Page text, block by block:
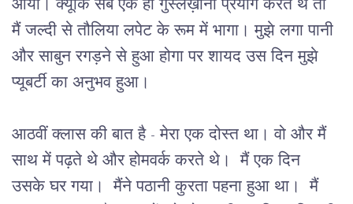
आया। क्यूंकि सब एक ही गुस्लख़ाना प्रयोग करते थे तो
मैं जल्दी से तौलिया लपेट के रूम में भागा। मुझे लगा पानी
और साबुन रगड़ने से हुआ होगा पर शायद उस दिन मुझे
प्यूबर्टी का अनुभव हुआ।
आठवीं क्लास की बात है - मेरा एक दोस्त था। वो और मैं
साथ में पढ़ते थे और होमवर्क करते थे।  मैं एक दिन
उसके घर गया।  मैंने पठानी कुरता पहना हुआ था।  मैं